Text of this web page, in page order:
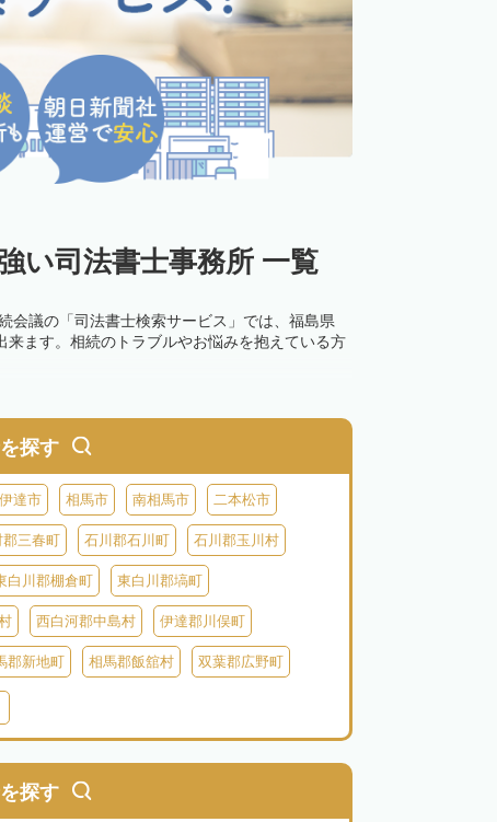
い司法書士事務所 一覧
会議の「司法書士検索サービス」では、福島県
ます。相続のトラブルやお悩みを抱えている方
探す
伊達市 相馬市 南相馬市 二本松市
郡三春町 石川郡石川町 石川郡玉川村
白川郡棚倉町 東白川郡塙町
西白河郡中島村 伊達郡川俣町
郡新地町 相馬郡飯舘村 双葉郡広野町
河沼郡会津坂下町 河沼郡柳津町
大沼郡昭和村
探す